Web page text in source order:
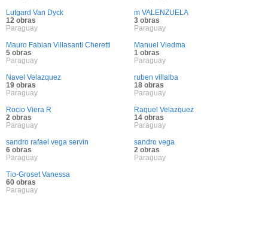
Lutgard Van Dyck
12 obras
Paraguay
m VALENZUELA
3 obras
Paraguay
Mauro Fabian Villasanti Cheretti
5 obras
Paraguay
Manuel Viedma
1 obras
Paraguay
Navel Velazquez
19 obras
Paraguay
ruben villalba
18 obras
Paraguay
Rocio Viera R
2 obras
Paraguay
Raquel Velazquez
14 obras
Paraguay
sandro rafael vega servin
6 obras
Paraguay
sandro vega
2 obras
Paraguay
Tio-Groset Vanessa
60 obras
Paraguay